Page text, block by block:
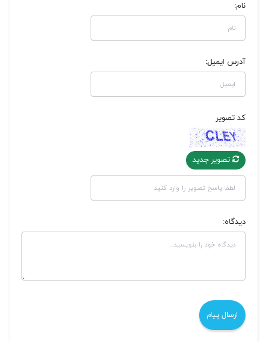
نام:
آدرس ایمیل:
کد تصویر
تصویر جدید
دیدگاه: